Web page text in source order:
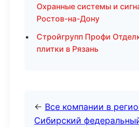
Охранные системы и
Ростов-на-Дону
Стройгрупп Профи
плитки в Рязань
← Все компании в
Сибирский